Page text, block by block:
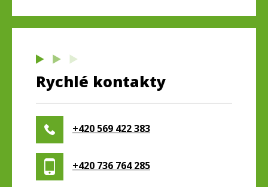
Rychlé kontakty
+420 569 422 383
+420 736 764 285